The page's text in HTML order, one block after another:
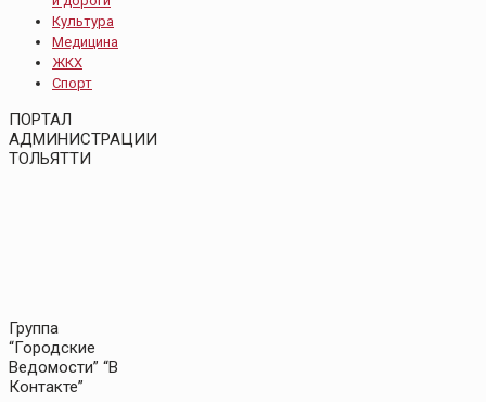
Культура
Медицина
ЖКХ
Спорт
ПОРТАЛ
АДМИНИСТРАЦИИ
ТОЛЬЯТТИ
Группа
“Городские
Ведомости” “В
Контакте”